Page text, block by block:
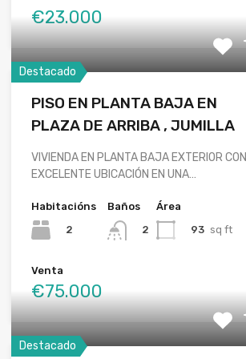
€23.000
Destacado
PISO EN PLANTA BAJA EN
PLAZA DE ARRIBA , JUMILLA
VIVIENDA EN PLANTA BAJA EXTERIOR CON
EXCELENTE UBICACIÓN EN UNA…
Habitacións
2
Baños
2
Área
93 sq ft
Venta
€75.000
Destacado